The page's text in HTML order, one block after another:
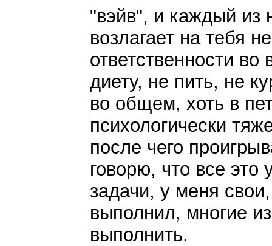
"вэйв", и каждый из
возлагает на тебя
ответственности
диету, не пить, не
во общем, хоть в
психологически
после чего
говорю, что все это
задачи, у меня
выполнил, многие
выполнить.